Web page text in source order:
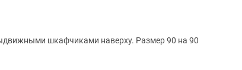
шкафчиками наверху. Размер 90 на 90